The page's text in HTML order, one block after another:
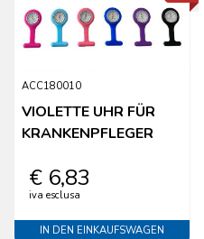
ACC180010
VIOLETTE UHR FÜR
KRANKENPFLEGER
€ 6,83
iva esclusa
IN DEN EINKAUFSWAGEN